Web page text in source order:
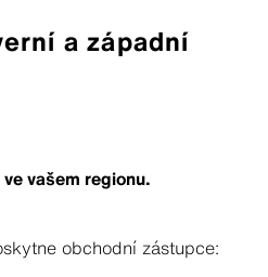
a západní
vašem regionu.
obchodní zástupce: